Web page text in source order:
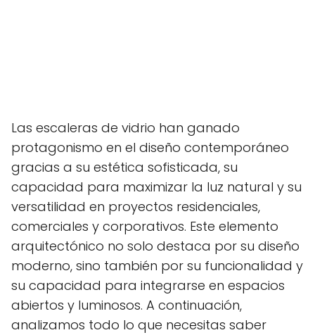
Las escaleras de vidrio han ganado
protagonismo en el diseño contemporáneo
gracias a su estética sofisticada, su
capacidad para maximizar la luz natural y su
versatilidad en proyectos residenciales,
comerciales y corporativos. Este elemento
arquitectónico no solo destaca por su diseño
moderno, sino también por su funcionalidad y
su capacidad para integrarse en espacios
abiertos y luminosos. A continuación,
analizamos todo lo que necesitas saber